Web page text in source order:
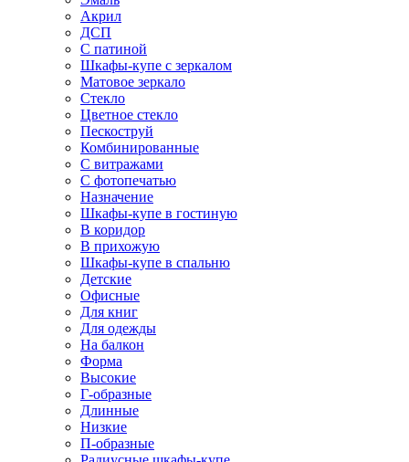
Акрил
ДСП
С патиной
Шкафы-купе с зеркалом
Матовое зеркало
Стекло
Цветное стекло
Пескоструй
Комбинированные
С витражами
С фотопечатью
Назначение
Шкафы-купе в гостиную
В коридор
В прихожую
Шкафы-купе в спальню
Детские
Офисные
Для книг
Для одежды
На балкон
Форма
Высокие
Г-образные
Длинные
Низкие
П-образные